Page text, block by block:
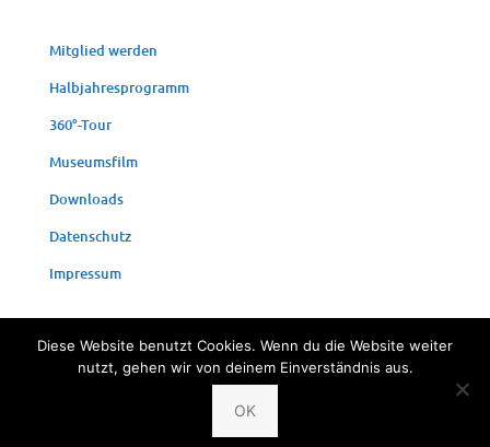
Mit­glied werden
Halb­jah­res­pro­gramm
360°-Tour
Muse­ums­film
Down­loads
Daten­schutz
Impres­sum
© 2024 Fischereimuseum Bergheim/Sieg
Diese Website benutzt Cookies. Wenn du die Website weiter
nutzt, gehen wir von deinem Einverständnis aus.
OK